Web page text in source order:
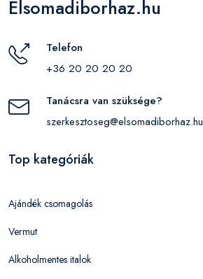
Elsomadiborhaz.hu
Telefon
+36 20 20 20 20
Tanácsra van szüksége?
szerkesztoseg@elsomadiborhaz.hu
Top kategóriák
Ajándék csomagolás
Vermut
Alkoholmentes italok